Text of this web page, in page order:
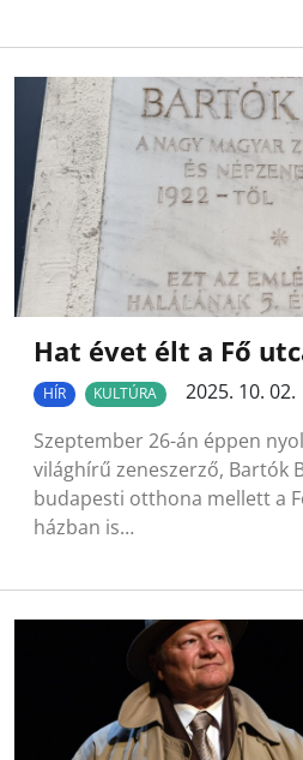
Hat évet élt a Fő
HÍR KULTÚRA
2025. 10. 02.
Szeptember 26-án éppen
világhírű zeneszerző, Bartók
budapesti otthona mellett a
házban is…